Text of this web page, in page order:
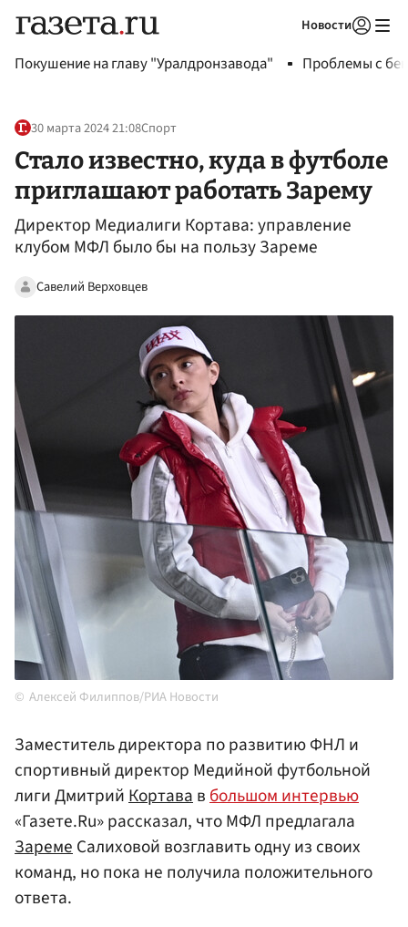
Новости
Покушение на главу "Уралдронзавода" Проблемы с
30 марта 2024 21:08Спорт
Стало известно, куда в футболе
приглашают работать Зарему
Директор Медиалиги Кортава: управление
клубом МФЛ было бы на пользу Зареме
Савелий Верховцев
Алексей Филиппов/РИА Новости
Заместитель директора по развитию ФНЛ и
спортивный директор Медийной футбольной
лиги ДмитрийКортававбольшом интервью
«Газете.Ru» рассказал, что МФЛ предлагала
ЗаремеСалиховой возглавить одну из своих
команд, но пока не получила положительного
ответа.